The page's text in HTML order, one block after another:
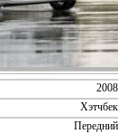
2008
Хэтчбек
Передний